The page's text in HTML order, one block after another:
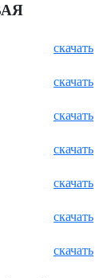
скачать
скачать
скачать
скачать
скачать
скачать
скачать